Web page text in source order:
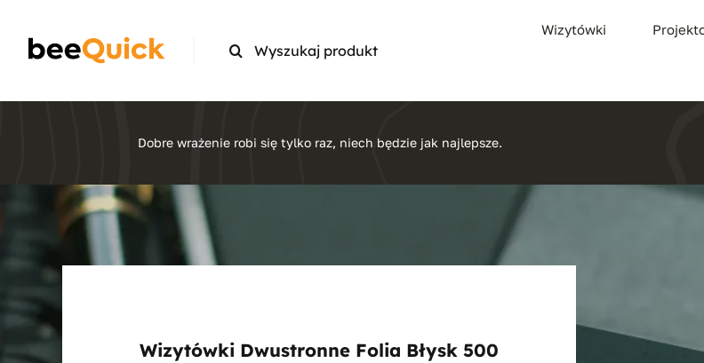
content
for:
Wizytówki
Dobre wrażenie robi się tylko raz, niech będzie jak najlepsze.
Wizytówki Dwustronne Folia Błysk 500